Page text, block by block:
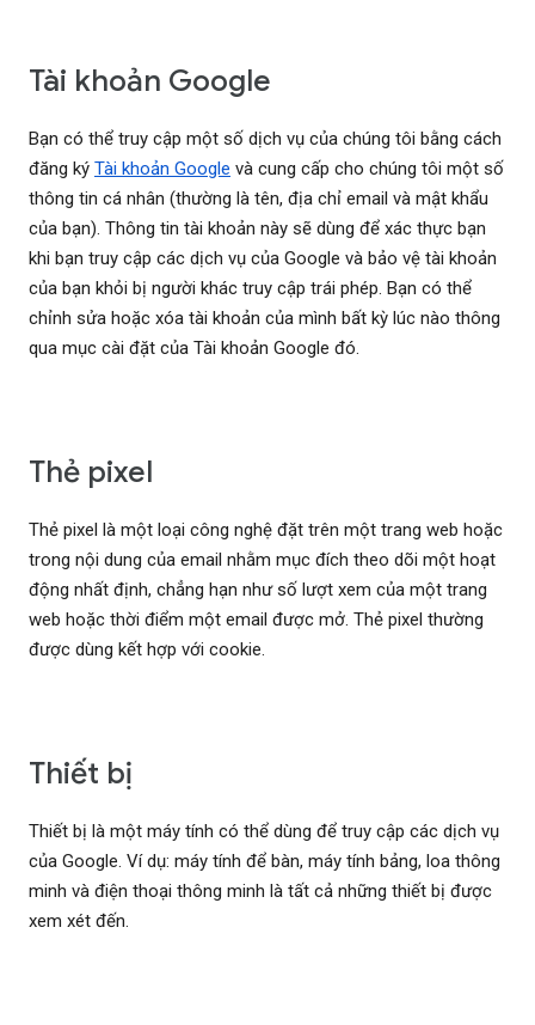
Tài khoản Google
Bạn có thể truy cập một số dịch vụ của chúng tôi bằng cách
đăng ký Tài khoản Google và cung cấp cho chúng tôi một số
thông tin cá nhân (thường là tên, địa chỉ email và mật khẩu
của bạn). Thông tin tài khoản này sẽ dùng để xác thực bạn
khi bạn truy cập các dịch vụ của Google và bảo vệ tài khoản
của bạn khỏi bị người khác truy cập trái phép. Bạn có thể
chỉnh sửa hoặc xóa tài khoản của mình bất kỳ lúc nào thông
qua mục cài đặt của Tài khoản Google đó.
Thẻ pixel
Thẻ pixel là một loại công nghệ đặt trên một trang web hoặc
trong nội dung của email nhằm mục đích theo dõi một hoạt
động nhất định, chẳng hạn như số lượt xem của một trang
web hoặc thời điểm một email được mở. Thẻ pixel thường
được dùng kết hợp với cookie.
Thiết bị
Thiết bị là một máy tính có thể dùng để truy cập các dịch vụ
của Google. Ví dụ: máy tính để bàn, máy tính bảng, loa thông
minh và điện thoại thông minh là tất cả những thiết bị được
xem xét đến.